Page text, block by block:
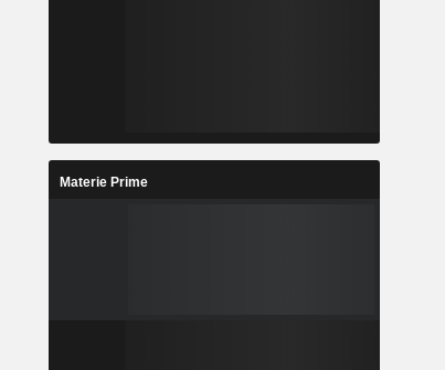
Materie Prime